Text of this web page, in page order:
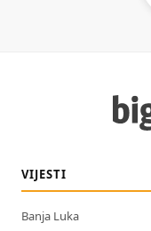
VIJESTI
Banja Luka